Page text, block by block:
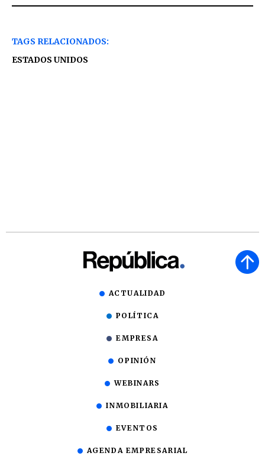
TAGS RELACIONADOS:
ESTADOS UNIDOS
ACTUALIDAD
POLÍTICA
EMPRESA
OPINIÓN
WEBINARS
INMOBILIARIA
EVENTOS
AGENDA EMPRESARIAL